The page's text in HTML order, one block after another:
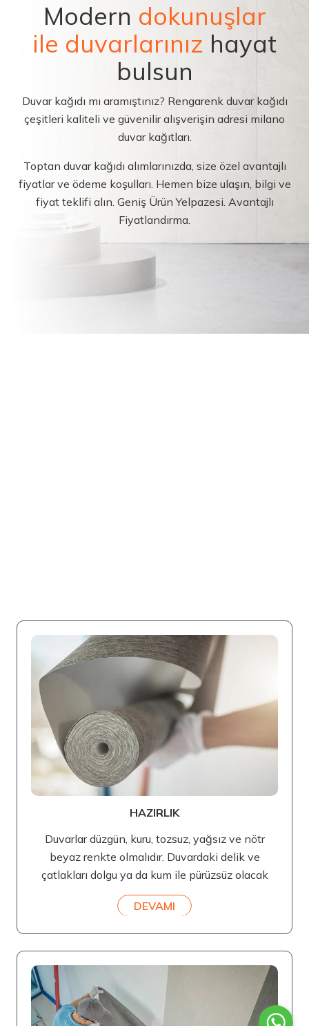
Modern dokunuşlar
ile duvarlarınız hayat
bulsun
Duvar kağıdı mı aramıştınız? Rengarenk duvar kağıdı
çeşitleri kaliteli ve güvenilir alışverişin adresi milano
duvar kağıtları.
Toptan duvar kağıdı alımlarınızda, size özel avantajlı
fiyatlar ve ödeme koşulları. Hemen bize ulaşın, bilgi ve
fiyat teklifi alın. Geniş Ürün Yelpazesi. Avantajlı
Fiyatlandırma.
HAZIRLIK
Duvarlar düzgün, kuru, tozsuz, yağsız ve nötr
beyaz renkte olmalıdır. Duvardaki delik ve
çatlakları dolgu ya da kum ile pürüzsüz olacak
DEVAMI